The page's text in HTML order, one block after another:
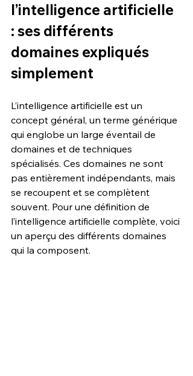
l’intelligence artificielle
: ses différents
domaines expliqués
simplement
L’intelligence artificielle est un
concept général, un terme générique
qui englobe un large éventail de
domaines et de techniques
spécialisés. Ces domaines ne sont
pas entièrement indépendants, mais
se recoupent et se complètent
souvent. Pour une définition de
l’intelligence artificielle complète, voici
un aperçu des différents domaines
qui la composent.